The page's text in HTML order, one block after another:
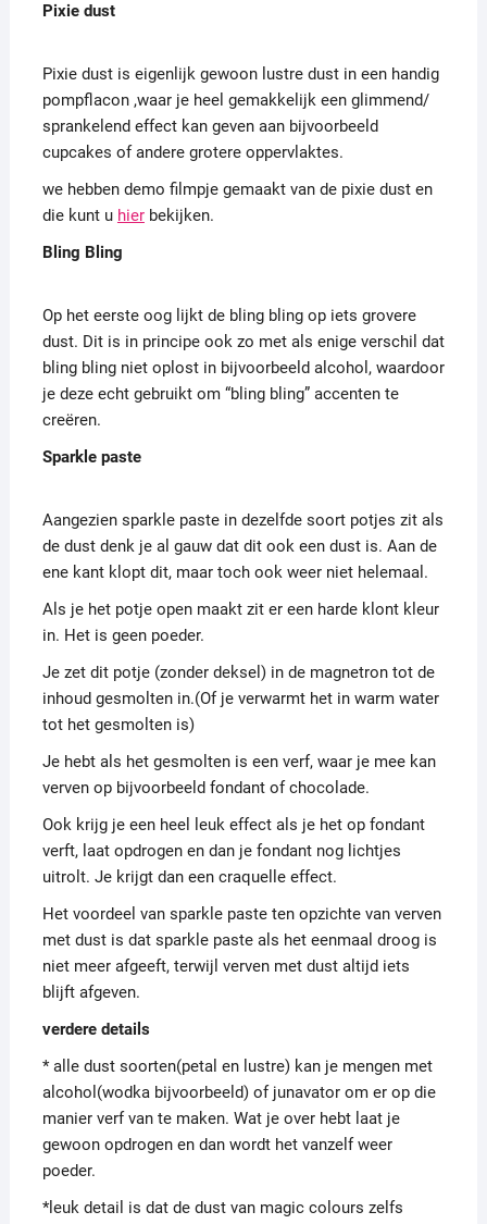
Pixie dust
Pixie dust is eigenlijk gewoon lustre dust in een handig
pompflacon ,waar je heel gemakkelijk een glimmend/
sprankelend effect kan geven aan bijvoorbeeld
cupcakes of andere grotere oppervlaktes.
we hebben demo filmpje gemaakt van de pixie dust en
die kunt u hierbekijken.
Bling Bling
Op het eerste oog lijkt de bling bling op iets grovere
dust. Dit is in principe ook zo met als enige verschil dat
bling bling niet oplost in bijvoorbeeld alcohol, waardoor
je deze echt gebruikt om “bling bling” accenten te
creëren.
Sparkle paste
Aangezien sparkle paste in dezelfde soort potjes zit als
de dust denk je al gauw dat dit ook een dust is. Aan de
ene kant klopt dit, maar toch ook weer niet helemaal.
Als je het potje open maakt zit er een harde klont kleur
in. Het is geen poeder.
Je zet dit potje (zonder deksel) in de magnetron tot de
inhoud gesmolten in.(Of je verwarmt het in warm water
tot het gesmolten is)
Je hebt als het gesmolten is een verf, waar je mee kan
verven op bijvoorbeeld fondant of chocolade.
Ook krijg je een heel leuk effect als je het op fondant
verft, laat opdrogen en dan je fondant nog lichtjes
uitrolt. Je krijgt dan een craquelle effect.
Het voordeel van sparkle paste ten opzichte van verven
met dust is dat sparkle paste als het eenmaal droog is
niet meer afgeeft, terwijl verven met dust altijd iets
blijft afgeven.
verdere details
* alle dust soorten(petal en lustre) kan je mengen met
alcohol(wodka bijvoorbeeld) of junavator om er op die
manier verf van te maken. Wat je over hebt laat je
gewoon opdrogen en dan wordt het vanzelf weer
poeder.
*leuk detail is dat de dust van magic colours zelfs